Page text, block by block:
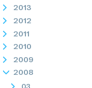
2013
2012
2011
2010
2009
2008